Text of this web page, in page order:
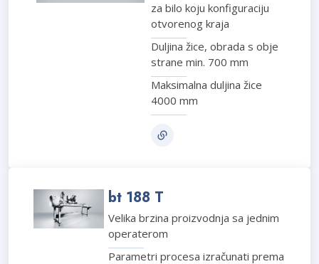
za bilo koju konfiguraciju
otvorenog kraja
Duljina žice, obrada s obje
strane min. 700 mm
Maksimalna duljina žice
4000 mm
bt 188 T
Velika brzina proizvodnja sa jednim
operaterom
Parametri procesa izračunati prema